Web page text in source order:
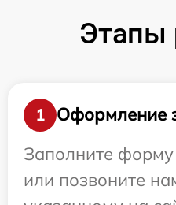
Этапы
1
Оформление
Заполните форму
или позвоните